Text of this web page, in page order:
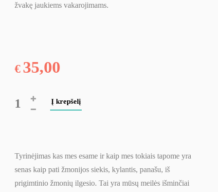
žvakę jaukiems vakarojimams.
€ 35,00
produkto
metaforinės
asociatyvinės
kortelės
Į krepšelį
Tyrinėjimas kas mes esame ir kaip mes tokiais tapome yra
senas kaip pati žmonijos siekis, kylantis, panašu, iš
prigimtinio žmonių ilgesio. Tai yra mūsų meilės išminčiai